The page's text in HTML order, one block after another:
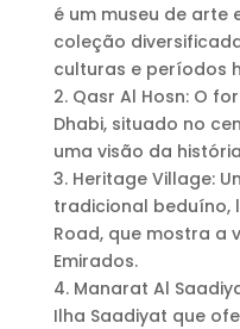
é um museu de arte
coleção
culturas e períodos
2. Qasr Al Hosn: O
Dhabi, situado no
uma visão da
3. Heritage Village:
tradicional beduíno,
Road, que mostra a
Emirados.
4. Manarat Al
Ilha Saadiyat que